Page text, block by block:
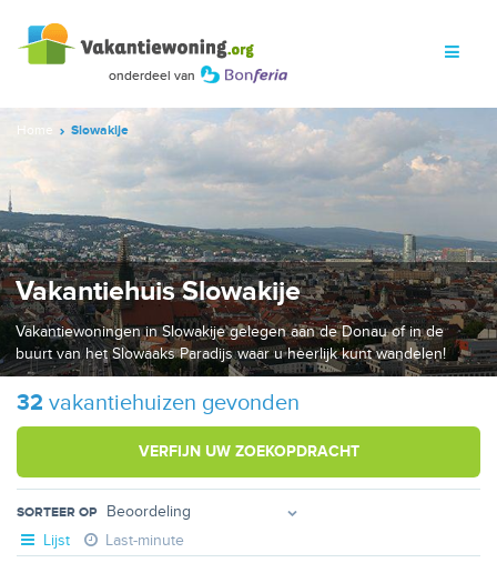
Home Slowakije
Vakantiehuis Slowakije
Vakantiewoningen in Slowakije gelegen aan de Donau of in de
buurt van het Slowaaks Paradijs waar u heerlijk kunt wandelen!
32 vakantiehuizen gevonden
VERFIJN UW ZOEKOPDRACHT
SORTEER OP
Lijst Last-minute